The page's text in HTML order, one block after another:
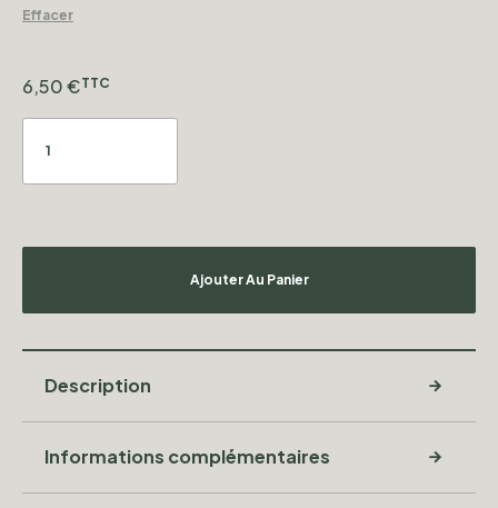
Effacer
6,50€TTC
Ajouter Au Panier
Description
Informations complémentaires